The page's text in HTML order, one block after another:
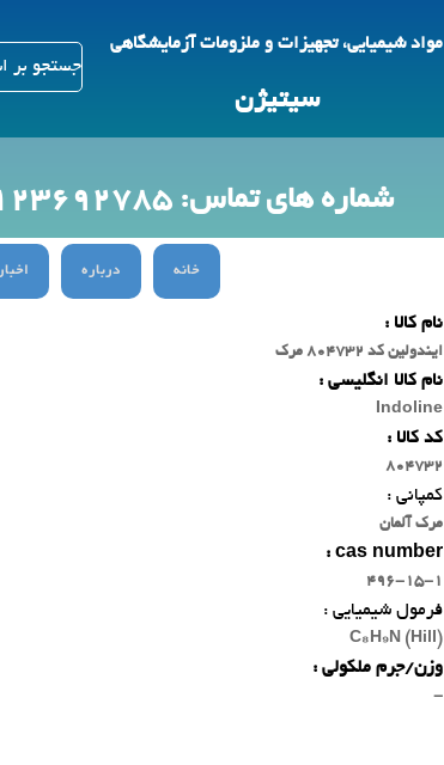
مواد شیمیایی، تجهیزات و ملزومات آزمایشگاهی
سیتیژن
شماره های تماس: 09123692785 -88618425
خانه درباره
نام کالا :
ایندولین کد 804732 مرک
نام کالا انگلیسی :
Indoline
کد کالا :
804732
کمپانی :
مرک آلمان
cas number :
496-15-1
فرمول شیمیایی :
C₈H₉N (Hill)
وزن/جرم ملکولی :
-